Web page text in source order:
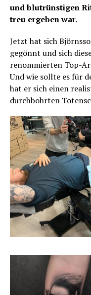
und blutrünstigen
treu ergeben war.
Jetzt hat sich
gegönnt und sich
renommierten Top-
Und wie sollte es für
hat er sich einen
durchbohrten